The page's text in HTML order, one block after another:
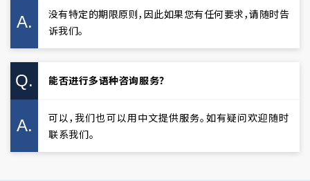
A.
没有特定的期限原则，因此如果您有任何要求，请随时告
诉我们。
Q. 能否进行多语种咨询服务？
A.
可以，我们也可以用中文提供服务。如有疑问欢迎随时
联系我们。